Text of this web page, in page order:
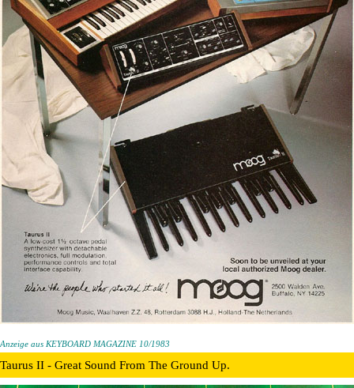
Anzeige aus KEYBOARD MAGAZINE 10/1983
Taurus II - Great Sound From The Ground Up.